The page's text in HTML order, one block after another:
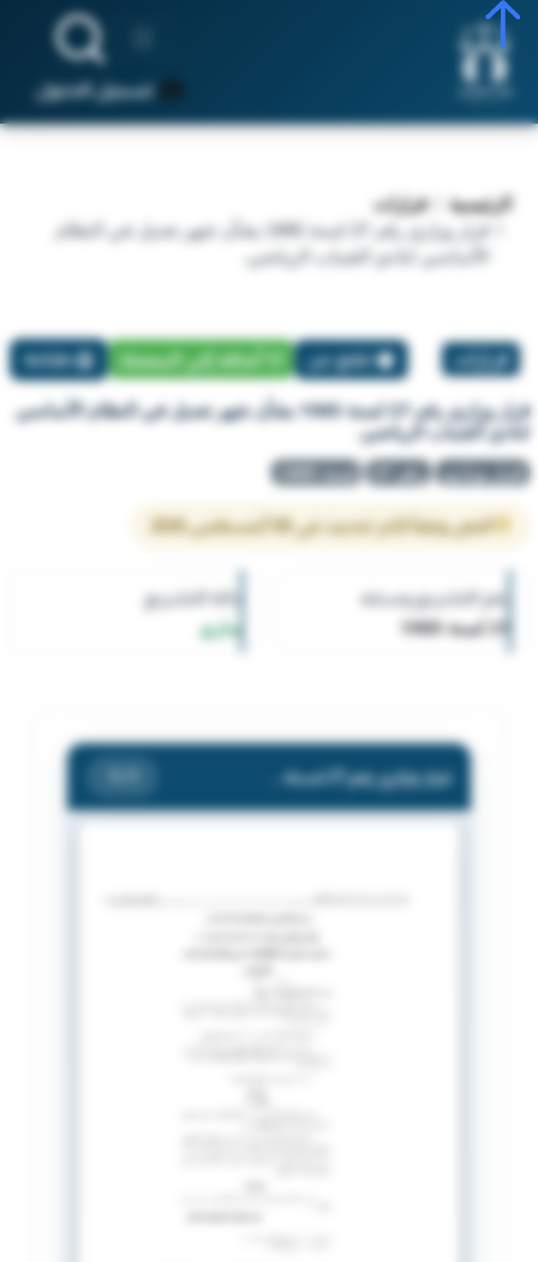
تسجيل الدخول
الرئيسية
قرارات
قرار وزاري رقم 27 لسنة 1985 بشأن شهر تعديل في النظام
الأساسي لنادي الشباب الرياضي.
قرارات تبليغ عن أضافة إلي المفضلة طباعة
قرار وزاري رقم 27 لسنة 1985 بشأن شهر تعديل في النظام الأساسي
لنادي الشباب الرياضي.
قرار وزاري رقم 27 لسنة 1985
النص وفقاً لآخر تحديث في 08 أغسطس 2026
رقم التشريع وسنته
27 لسنة 1985
حالة التشريع
ساري